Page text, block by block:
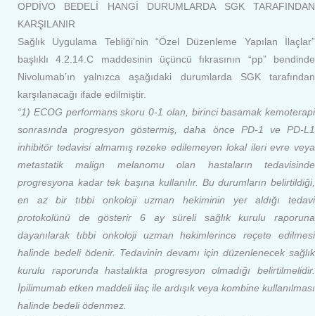
OPDİVO BEDELİ HANGİ DURUMLARDA SGK TARAFINDAN
KARŞILANIR
Sağlık Uygulama Tebliği’nin “Özel Düzenleme Yapılan İlaçlar”
başlıklı 4.2.14.C maddesinin üçüncü fıkrasının “pp” bendinde
Nivolumab’ın yalnızca aşağıdaki durumlarda SGK tarafından
karşılanacağı ifade edilmiştir.
“1) ECOG performans skoru 0-1 olan, birinci basamak kemoterapi
sonrasında progresyon göstermiş, daha önce PD-1 ve PD-L1
inhibitör tedavisi almamış rezeke edilemeyen lokal ileri evre veya
metastatik malign melanomu olan hastaların tedavisinde
progresyona kadar tek başına kullanılır. Bu durumların belirtildiği,
en az bir tıbbi onkoloji uzman hekiminin yer aldığı tedavi
protokolünü de gösterir 6 ay süreli sağlık kurulu raporuna
dayanılarak tıbbi onkoloji uzman hekimlerince reçete edilmesi
halinde bedeli ödenir. Tedavinin devamı için düzenlenecek sağlık
kurulu raporunda hastalıkta progresyon olmadığı belirtilmelidir.
İpilimumab etken maddeli ilaç ile ardışık veya kombine kullanılması
halinde bedeli ödenmez.